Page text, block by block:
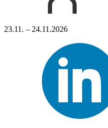
23.11. – 24.11.2026